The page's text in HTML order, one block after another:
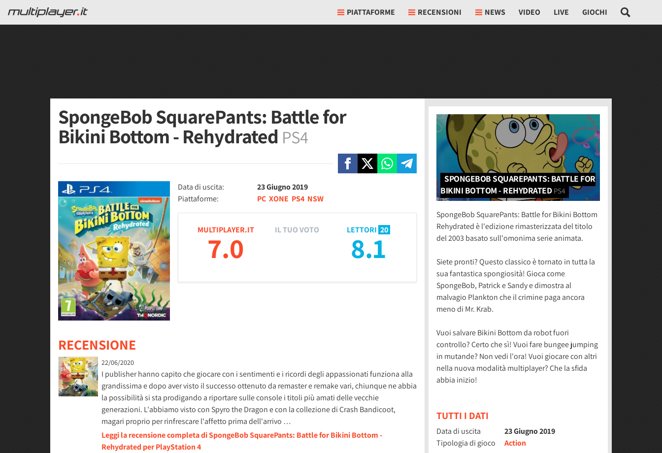
PIATTAFORME RECENSIONI NEWS VIDEO LIVE GIOCHI
SpongeBob SquarePants: Battle for
Bikini Bottom - Rehydrated PS4
Data di uscita:
23 Giugno 2019
Piattaforme:
PC XONE PS4 NSW
MULTIPLAYER.IT
7.0
LETTORI 20
8.1
IL TUO VOTO
RECENSIONE
22/06/2020
I publisher hanno capito che giocare con i sentimenti e i ricordi degli appassionati funziona alla
grandissima e dopo aver visto il successo ottenuto da remaster e remake vari, chiunque ne abbia
la possibilità si sta prodigando a riportare sulle console i titoli più amati delle vecchie
generazioni. L'abbiamo visto con Spyro the Dragon e con la collezione di Crash Bandicoot,
magari proprio per rinfrescare l'affetto prima dell'arrivo …
Leggi la recensione completa di SpongeBob SquarePants: Battle for Bikini Bottom -
Rehydrated per PlayStation 4
SPONGEBOB SQUAREPANTS: BATTLE FOR
BIKINI BOTTOM - REHYDRATED PS4
SpongeBob SquarePants: Battle for Bikini Bottom
Rehydrated è l'edizione rimasterizzata del titolo
del 2003 basato sull'omonima serie animata.
Siete pronti? Questo classico è tornato in tutta la
sua fantastica spongiosità! Gioca come
SpongeBob, Patrick e Sandy e dimostra al
malvagio Plankton che il crimine paga ancora
meno di Mr. Krab.
Vuoi salvare Bikini Bottom da robot fuori
controllo? Certo che sì! Vuoi fare bungee jumping
in mutande? Non vedi l'ora! Vuoi giocare con altri
nella nuova modalità multiplayer? Che la sfida
abbia inizio!
TUTTI I DATI
Data di uscita
23 Giugno 2019
Tipologia di gioco
Action